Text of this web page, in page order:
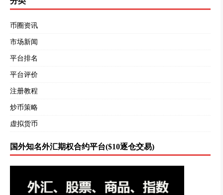
币圈资讯
市场新闻
平台排名
平台评价
注册教程
炒币策略
虚拟货币
国外知名外汇期权合约平台($10逐仓交易)